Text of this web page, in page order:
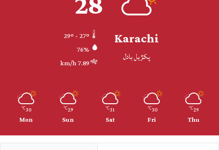
Karachi
پکڙيل بادل
76%
7.89 km/h
29
℃
Thu
30
℃
Fri
31
℃
Sat
29
℃
Sun
30
℃
Mon